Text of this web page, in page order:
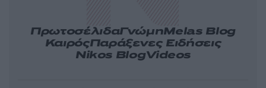
ΠρωτοσέλιδαΓνώμηMelas Blog
ΚαιρόςΠαράξενες Ειδήσεις
Nikos BlogVideos